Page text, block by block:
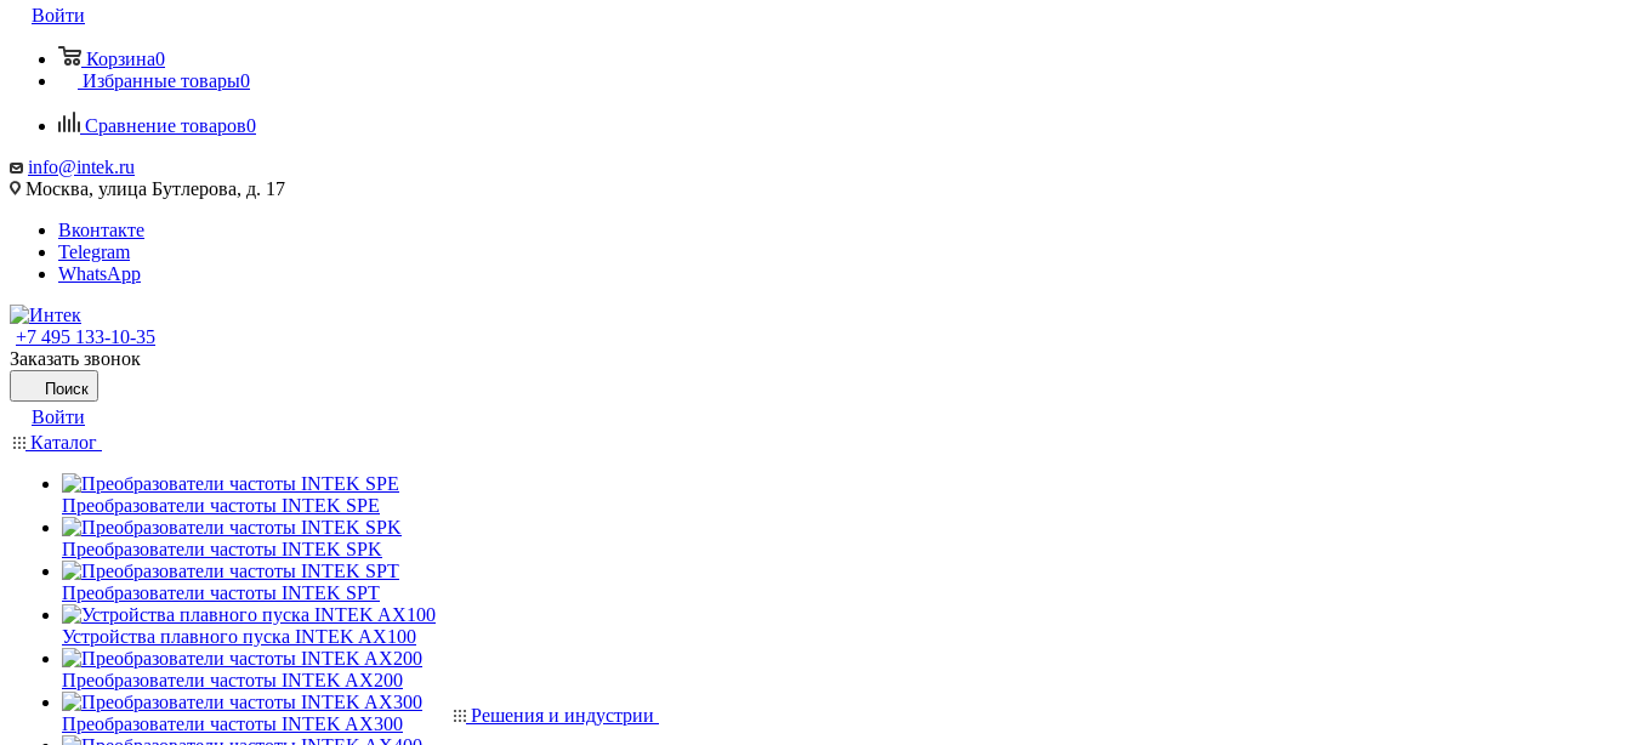
Войти
Корзина0
Избранные товары0
Сравнение товаров0
info@intek.ru
Москва, улица Бутлерова, д. 17
Вконтакте
Telegram
WhatsApp
+7 495 133-10-35
Заказать звонок
Поиск
Войти
Каталог
Преобразователи частоты INTEK SPE
Преобразователи частоты INTEK SPK
Преобразователи частоты INTEK SPT
Устройства плавного пуска INTEK AX100
Преобразователи частоты INTEK AX200
Преобразователи частоты INTEK AX300
Решения и индустрии